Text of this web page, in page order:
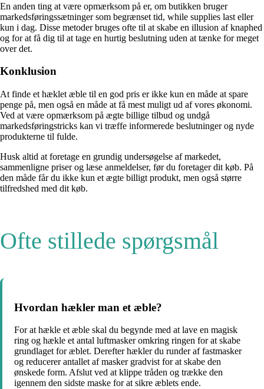
En anden ting at være opmærksom på er, om butikken bruger
markedsføringssætninger som begrænset tid, while supplies last eller
kun i dag. Disse metoder bruges ofte til at skabe en illusion af knaphed
og for at få dig til at tage en hurtig beslutning uden at tænke for meget
over det.
Konklusion
At finde et hæklet æble til en god pris er ikke kun en måde at spare
penge på, men også en måde at få mest muligt ud af vores økonomi.
Ved at være opmærksom på ægte billige tilbud og undgå
markedsføringstricks kan vi træffe informerede beslutninger og nyde
produkterne til fulde.
Husk altid at foretage en grundig undersøgelse af markedet,
sammenligne priser og læse anmeldelser, før du foretager dit køb. På
den måde får du ikke kun et ægte billigt produkt, men også større
tilfredshed med dit køb.
Ofte stillede spørgsmål
Hvordan hækler man et æble?
For at hækle et æble skal du begynde med at lave en magisk
ring og hækle et antal luftmasker omkring ringen for at skabe
grundlaget for æblet. Derefter hækler du runder af fastmasker
og reducerer antallet af masker gradvist for at skabe den
ønskede form. Afslut ved at klippe tråden og trække den
igennem den sidste maske for at sikre æblets ende.